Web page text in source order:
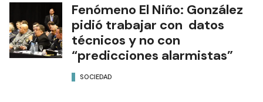
Fenómeno El Niño: González
pidió trabajar con datos
técnicos y no con
“predicciones alarmistas”
SOCIEDAD